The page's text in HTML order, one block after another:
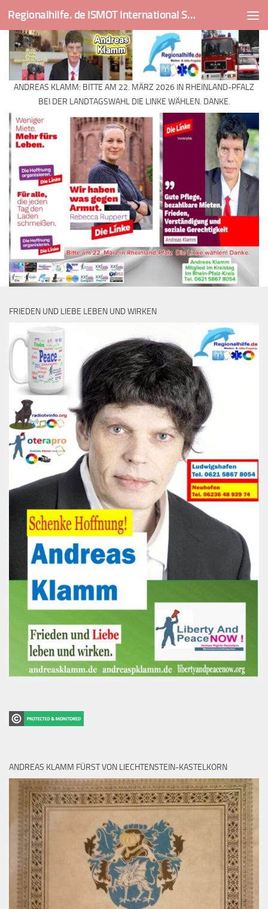
Skip to content Regionalhilfe. de ISMOT International Social And Medical Outreach Team
ANDREAS KLAMM: BITTE AM 22. MÄRZ 2026 IN RHEINLAND-PFALZ
BEI DER LANDTAGSWAHL DIE LINKE WÄHLEN. DANKE.
FRIEDEN UND LIEBE LEBEN UND WIRKEN
ANDREAS KLAMM FÜRST VON LIECHTENSTEIN-KASTELKORN